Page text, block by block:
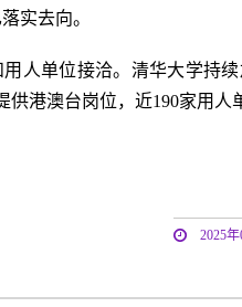
实去向。
人单位接洽。清华大学持
供港澳台岗位，近190家用人
2025